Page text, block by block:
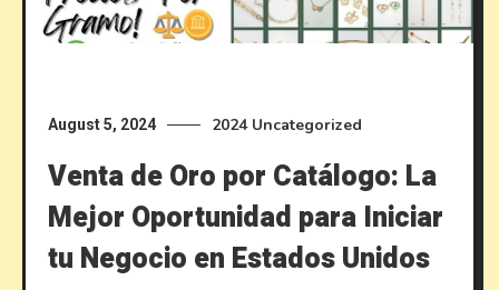
August 5, 2024 2024 Uncategorized
Venta de Oro por Catálogo: La
Mejor Oportunidad para Iniciar
tu Negocio en Estados Unidos